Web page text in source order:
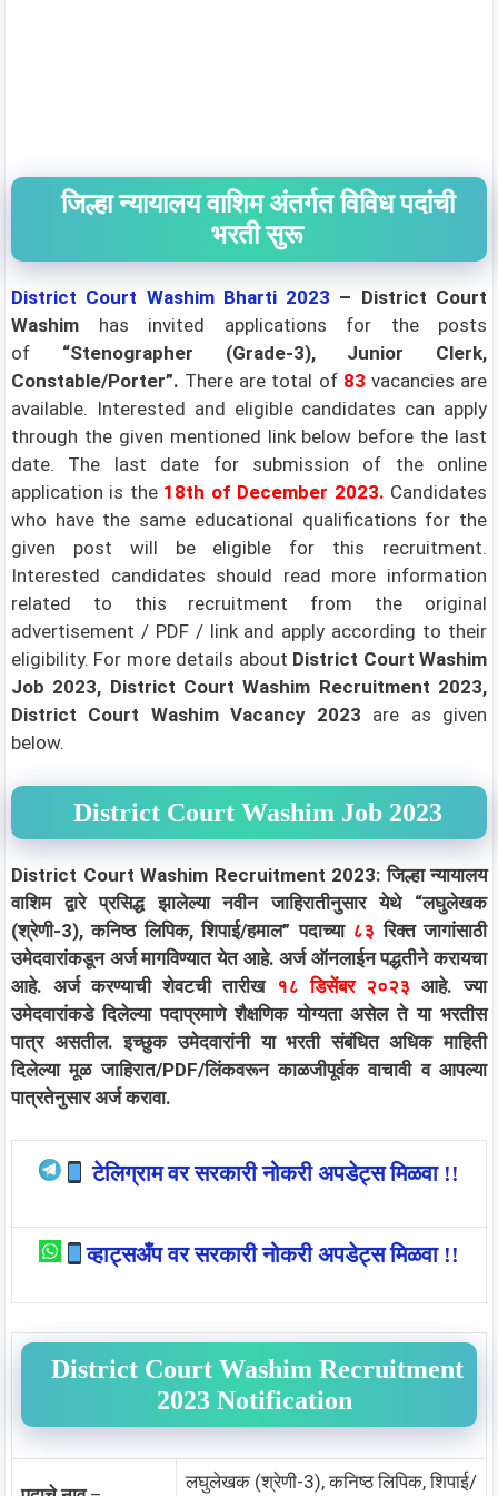
जिल्हा न्यायालय वाशिम अंतर्गत विविध पदांची
भरती सुरू
District Court Washim Bharti 2023 – District Court
Washim has invited applications for the posts
of “Stenographer (Grade-3), Junior Clerk,
Constable/Porter”. There are total of 83 vacancies are
available. Interested and eligible candidates can apply
through the given mentioned link below before the last
date. The last date for submission of the online
application is the18th of December 2023. Candidates
who have the same educational qualifications for the
given post will be eligible for this recruitment.
Interested candidates should read more information
related to this recruitment from the original
advertisement / PDF / link and apply according to their
eligibility. For more details about District Court Washim
Job 2023, District Court Washim Recruitment 2023,
District Court Washim Vacancy 2023 are as given
below.
District Court Washim Job 2023
District Court Washim Recruitment 2023: जिल्हा न्यायालय
वाशिम द्वारे प्रसिद्ध झालेल्या नवीन जाहिरातीनुसार येथे “लघुलेखक
(श्रेणी-3), कनिष्ठ लिपिक, शिपाई/हमाल” पदाच्या ८३रिक्त जागांसाठी
उमेदवारांकडून अर्ज मागविण्यात येत आहे. अर्ज ऑनलाईन पद्धतीने करायचा
आहे. अर्ज करण्याची शेवटची तारीख १८ डिसेंबर २०२३ आहे. ज्या
उमेदवारांकडे दिलेल्या पदाप्रमाणे शैक्षणिक योग्यता असेल ते या भरतीस
पात्र असतील. इच्छुक उमेदवारांनी या भरती संबंधित अधिक माहिती
दिलेल्या मूळ जाहिरात/PDF/लिंकवरून काळजीपूर्वक वाचावी व आपल्या
पात्रतेनुसार अर्ज करावा.
टेलिग्राम वर सरकारी नोकरी अपडेट्स मिळवा !!
व्हाट्सअँप वर सरकारी नोकरी अपडेट्स मिळवा !!
District Court Washim Recruitment
2023 Notification
लघुलेखक (श्रेणी-3), कनिष्ठ लिपिक, शिपाई/